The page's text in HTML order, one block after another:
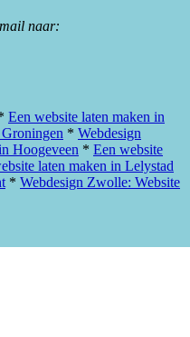
naar:
Een website laten maken in
* Webdesign
Hoogeveen * Een website
laten maken in Lelystad
* Webdesign Zwolle: Website